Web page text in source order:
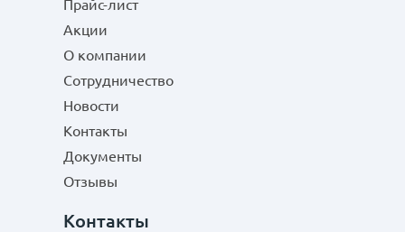
Прайс-лист
Акции
О компании
Сотрудничество
Новости
Контакты
Документы
Отзывы
Контакты